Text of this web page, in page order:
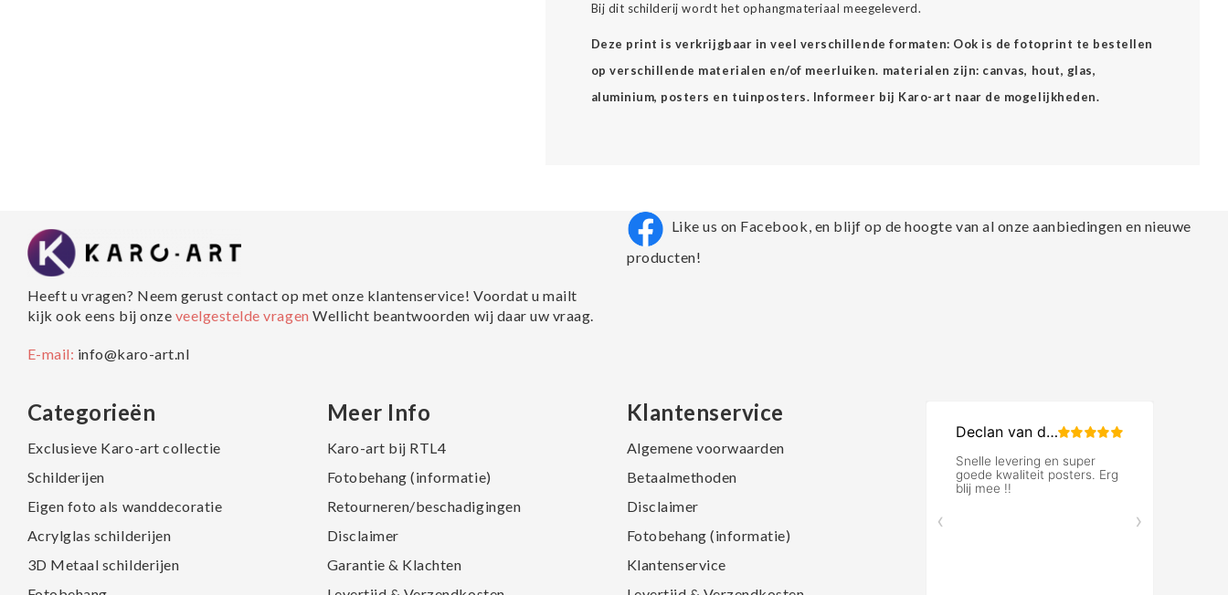
Bij dit schilderij wordt het ophangmateriaal meegeleverd.
Deze print is verkrijgbaar in veel verschillende formaten: Ook is de fotoprint te bestellen
op verschillende materialen en/of meerluiken. materialen zijn: canvas, hout, glas,
aluminium, posters en tuinposters. Informeer bij Karo-art naar de mogelijkheden.
Heeft u vragen? Neem gerust contact op met onze klantenservice! Voordat u mailt
kijk ook eens bij onze veelgestelde vragenWellicht beantwoorden wij daar uw vraag.
E-mail: info@karo-art.nl
Like us on Facebook, en blijf op de hoogte van al onze aanbiedingen en nieuwe
producten!
Categorieën
Exclusieve Karo-art collectie
Schilderijen
Eigen foto als wanddecoratie
Acrylglas schilderijen
3D Metaal schilderijen
Meer Info
Karo-art bij RTL4
Fotobehang (informatie)
Retourneren/beschadigingen
Disclaimer
Garantie & Klachten
Klantenservice
Algemene voorwaarden
Betaalmethoden
Disclaimer
Fotobehang (informatie)
Klantenservice